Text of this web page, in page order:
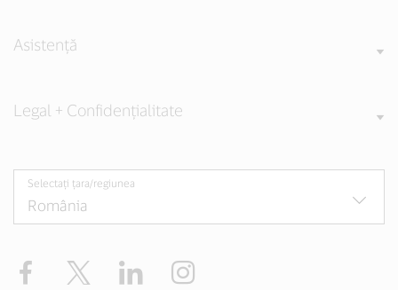
Asistență
Legal + Confidențialitate
Selectați țara/regiunea
Facebook Twitter LinkedIn